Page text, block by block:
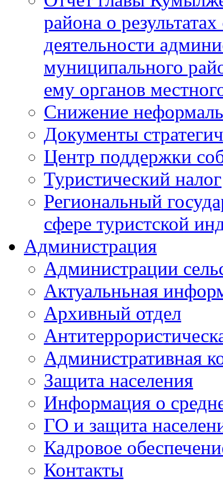
района о
деятельности
муниципального
ему органов
Снижение
Документы
Центр поддержки
Туристический налог
Региональный
сфере туристской
Администрация
Администрации
Актуальньная
Архивный отдел
Административная
Защита населения
Информация о
ГО и защита
Кадровое
Контакты